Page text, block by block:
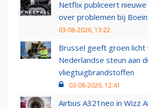
Netflix publiceert
over problemen bij
03-08-2026, 13:22
Brussel geeft groen licht
Nederlandse steun aan
vliegtuigbrandstoffen
03-08-2026, 12:41
Airbus A321neo in Wizz